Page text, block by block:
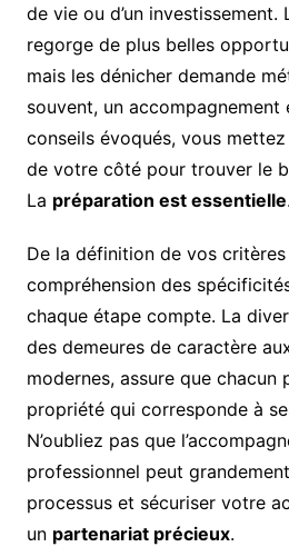
de vie ou d’un investissement.
regorge de plus belles
mais les dénicher demande
souvent, un accompagnement
conseils évoqués, vous
de votre côté pour trouver le
La préparation est essentielle.
De la définition de vos
compréhension des
chaque étape compte. La
des demeures de caractère
modernes, assure que chacun
propriété qui corresponde à
N’oubliez pas que
professionnel peut
processus et sécuriser votre
un partenariat précieux.